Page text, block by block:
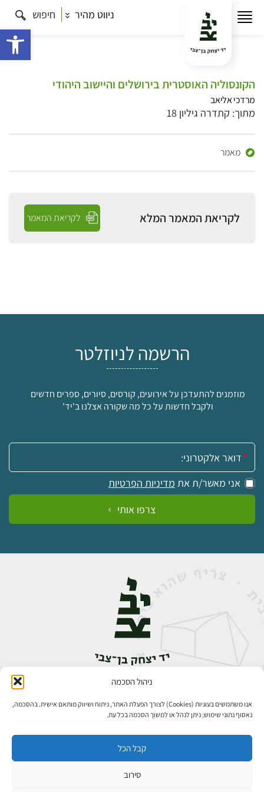
ניהול הסכמה
אנו משתמשים בעוגיות (Cookies) לצורך הפעלת האתר, ניתוח ושיווק מותאם אישית. בהסכמה,
נאסוף נתוני שימוש; ניתן לנהל או למשוך הסכמה בכל עת.
קבל הכל
סירוב
ניווט מהיר חיפוש
הקונסוליה האוסטרית בירושלים והיישוב היהודי
מרדכי אליאב
מתוך: קתדרה גיליון 18
מאמר
לקריאת המאמר המלא לקריאת המאמר
הרשמה לניוזלטר
מוזמנים להתעדכן על אירועים, קורסים, סיורים, ספרים חדשים
ולקבל חדשות על כל מה שקורה אצלנו ב'יד'
אימייל:
אני מאשר/ת את מדיניות הפרטיות
צרפו אותי
אבן גבירול 14, רחביה, ירושלים